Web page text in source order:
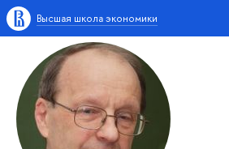
Высшая школа экономики